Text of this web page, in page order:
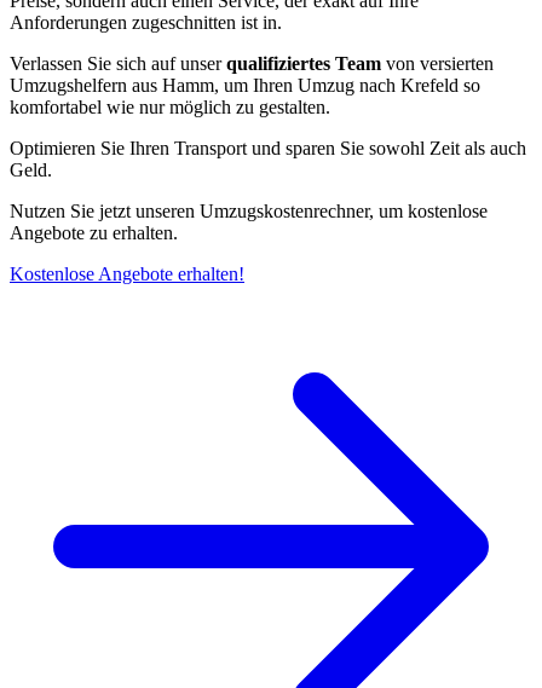
Anforderungen zugeschnitten ist in.
Verlassen Sie sich auf unserqualifiziertes Team von versierten
Umzugshelfern aus Hamm, um Ihren Umzug nach Krefeld so
komfortabel wie nur möglich zu gestalten.
Optimieren Sie Ihren Transport und sparen Sie sowohl Zeit als auch
Geld.
Nutzen Sie jetzt unseren Umzugskostenrechner, um kostenlose
Angebote zu erhalten.
Kostenlose Angebote erhalten!